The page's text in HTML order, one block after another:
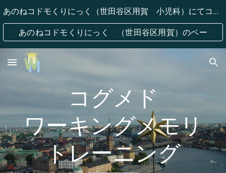
Skip to main content Skip to navigation
あのねコドモくりにっく（世田谷区用賀 小児科）にてコグメドワーキングメモリトレーニングを提供いただいています。
あのねコドモくりにっく （世田谷区用賀）のペー
ジへ
コグメド
ワーキングメモリ
トレーニング